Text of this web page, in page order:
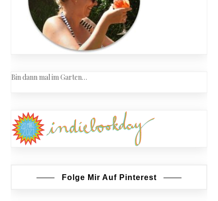
Bin dann mal im Garten…
Folge Mir Auf Pinterest